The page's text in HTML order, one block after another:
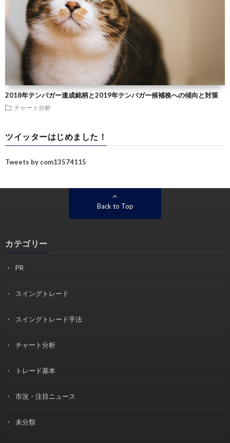
2018年テンバガー達成銘柄と2019年テンバガー候補株への傾向と対策
チャート分析
ツイッターはじめました！
Tweets by com13574115
Back to Top
カテゴリー
PR
スイングトレード
スイングトレード手法
チャート分析
トレード基本
市況・注目ニュース
未分類